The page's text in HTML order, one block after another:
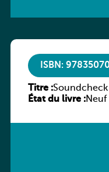
ISBN:
Titre :Soundcheck
Schülerband
État du livre :Neuf